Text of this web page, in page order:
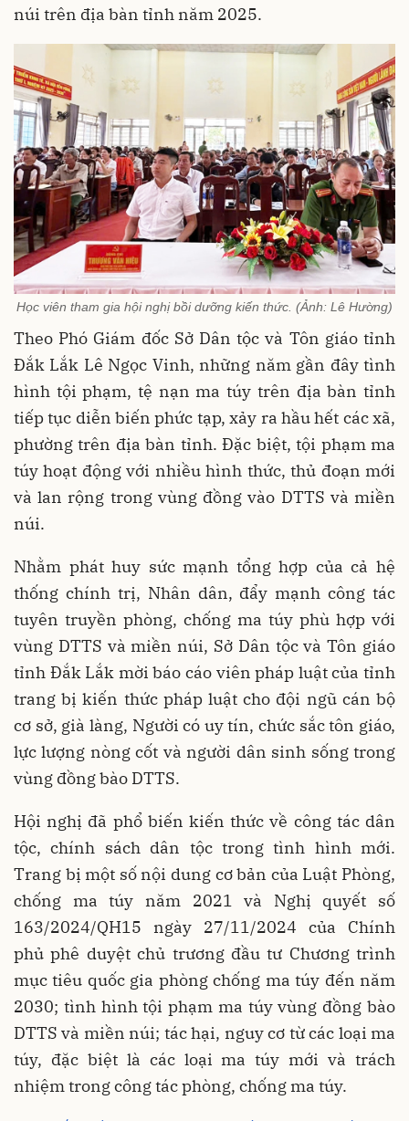
núi trên địa bàn tỉnh năm 2025.
Học viên tham gia hội nghị bồi dưỡng kiến thức. (Ảnh: Lê Hường)
Theo Phó Giám đốc Sở Dân tộc và Tôn giáo tỉnh
Đắk Lắk Lê Ngọc Vinh, những năm gần đây tình
hình tội phạm, tệ nạn ma túy trên địa bàn tỉnh
tiếp tục diễn biến phức tạp, xảy ra hầu hết các xã,
phường trên địa bàn tỉnh. Đặc biệt, tội phạm ma
túy hoạt động với nhiều hình thức, thủ đoạn mới
và lan rộng trong vùng đồng vào DTTS và miền
núi.
Nhằm phát huy sức mạnh tổng hợp của cả hệ
thống chính trị, Nhân dân, đẩy mạnh công tác
tuyên truyền phòng, chống ma túy phù hợp với
vùng DTTS và miền núi, Sở Dân tộc và Tôn giáo
tỉnh Đắk Lắk mời báo cáo viên pháp luật của tỉnh
trang bị kiến thức pháp luật cho đội ngũ cán bộ
cơ sở, già làng, Người có uy tín, chức sắc tôn giáo,
lực lượng nòng cốt và người dân sinh sống trong
vùng đồng bào DTTS.
Hội nghị đã phổ biến kiến thức về công tác dân
tộc, chính sách dân tộc trong tình hình mới.
Trang bị một số nội dung cơ bản của Luật Phòng,
chống ma túy năm 2021 và Nghị quyết số
163/2024/QH15 ngày 27/11/2024 của Chính
phủ phê duyệt chủ trương đầu tư Chương trình
mục tiêu quốc gia phòng chống ma túy đến năm
2030; tình hình tội phạm ma túy vùng đồng bào
DTTS và miền núi; tác hại, nguy cơ từ các loại ma
túy, đặc biệt là các loại ma túy mới và trách
nhiệm trong công tác phòng, chống ma túy.